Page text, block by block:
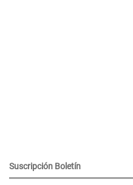
Suscripción Boletín